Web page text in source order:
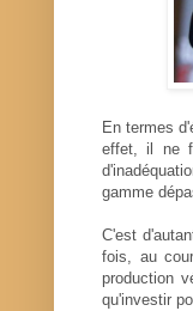
En termes
effet, il ne
gamme
C'est
fois, au
production
qu'investir